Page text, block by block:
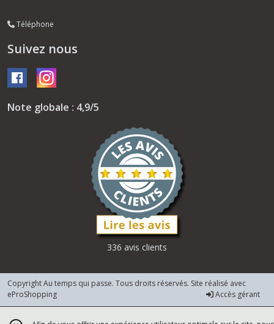
Téléphone
Suivez nous
Note globale : 4,9/5
336 avis clients
Copyright Au temps qui passe. Tous droits réservés. Site réalisé avec
eProShopping
Accès gérant